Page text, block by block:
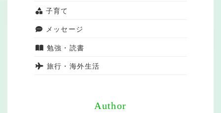
子育て
メッセージ
勉強・読書
旅行・海外生活
Author